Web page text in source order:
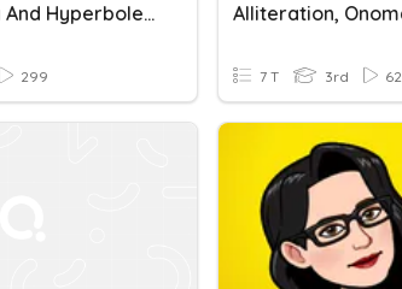
Onomatopoeia And Hyperbole - 11/4
299 7 T 3rd 62